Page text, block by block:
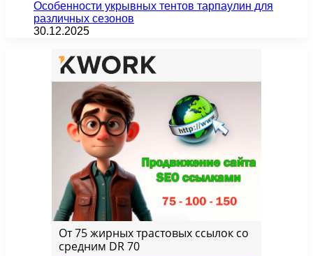
Особенности укрывных тентов тарпаулин для
различных сезонов
30.12.2025